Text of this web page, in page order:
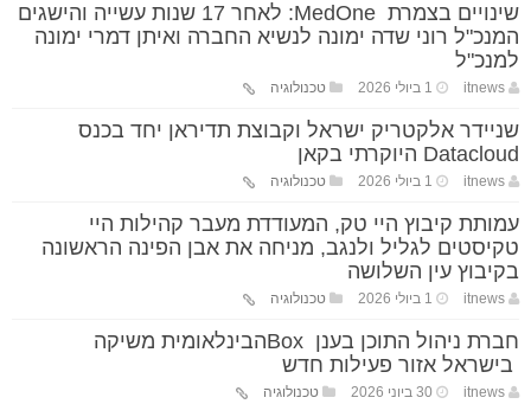
שינויים בצמרת MedOne: לאחר 17 שנות עשייה והישגים
המנכ"ל רוני שדה ימונה לנשיא החברה ואיתן דמרי ימונה
למנכ"ל
itnews 1 ביולי 2026 טכנולוגיה
שניידר אלקטריק ישראל וקבוצת תדיראן יחד בכנס
Datacloud היוקרתי בקאן
itnews 1 ביולי 2026 טכנולוגיה
עמותת קיבוץ היי טק, המעודדת מעבר קהילות היי
טקיסטים לגליל ולנגב, מניחה את אבן הפינה הראשונה
בקיבוץ עין השלושה
itnews 1 ביולי 2026 טכנולוגיה
חברת ניהול התוכן בענן Boxהבינלאומית משיקה
בישראל אזור פעילות חדש
itnews 30 ביוני 2026 טכנולוגיה